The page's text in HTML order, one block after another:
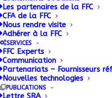
Les partenaires de la FFC
CFA de la FFC
Nous rendre visite
Adhérer à la FFC
SERVICES
FFC Experts
Communication
Partenariats – Fournisseurs
Nouvelles technologies
PUBLICATIONS
Lettre SRA
lance un
37 millions
pour
croissance